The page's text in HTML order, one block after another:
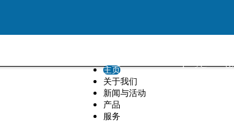
主页
关于我们
新闻与活动
产品
服务